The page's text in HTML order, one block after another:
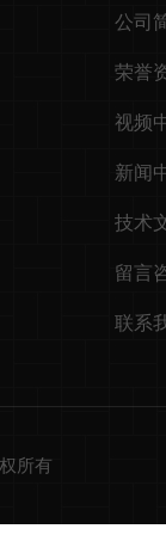
公司
荣誉
视频
新闻
技术
留言
联系
所有